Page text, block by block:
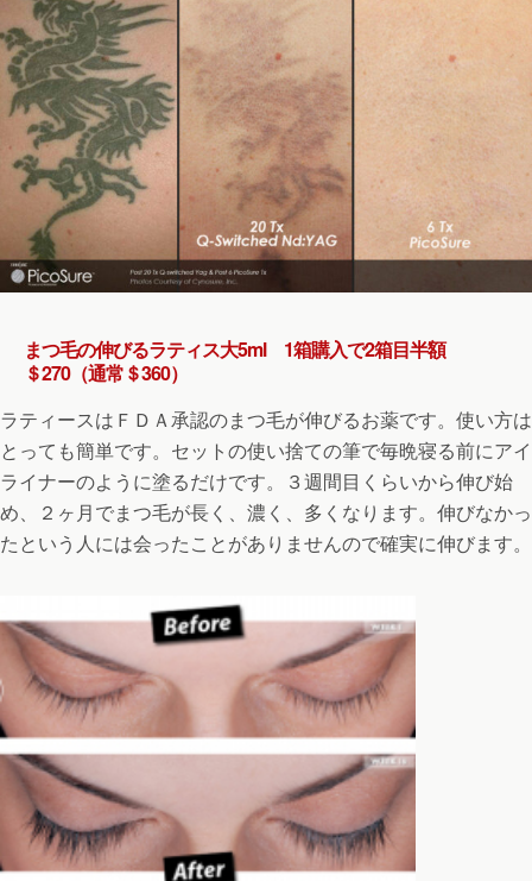
まつ毛の伸びるラティス大5ml 1箱購入で2箱目半額
＄270（通常＄360）
ラティースはＦＤＡ承認のまつ毛が伸びるお薬です。使い方は
とっても簡単です。セットの使い捨ての筆で毎晩寝る前にアイ
ライナーのように塗るだけです。３週間目くらいから伸び始
め、２ヶ月でまつ毛が長く、濃く、多くなります。伸びなかっ
たという人には会ったことがありませんので確実に伸びます。